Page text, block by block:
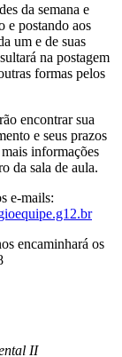
da semana e
e postando aos
um e de suas
na postagem
formas pelos
encontrar sua
e seus prazos
informações
da sala de aula.
e-mails:
encaminhará os
II